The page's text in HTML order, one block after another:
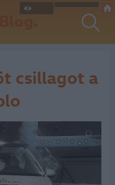
Blog.
csillagot a